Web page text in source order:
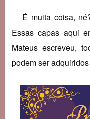
É muita coisa,
Essas capas aqui
Mateus escreveu,
podem ser